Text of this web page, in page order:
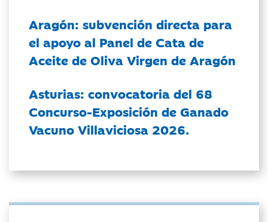
Aragón: subvención directa para
el apoyo al Panel de Cata de
Aceite de Oliva Virgen de Aragón
Asturias: convocatoria del 68
Concurso-Exposición de Ganado
Vacuno Villaviciosa 2026.